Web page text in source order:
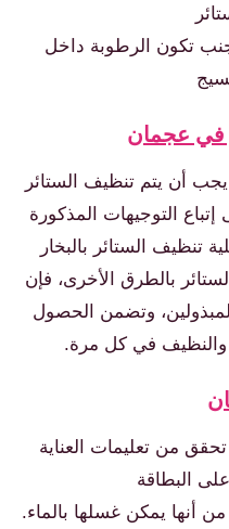
تكون الرطوبة داخل
في عجمان
أن يتم تنظيف الستائر
التوجيهات المذكورة
تنظيف الستائر بالبخار
بالطرق الأخرى، فإن
وتضمن الحصول
والنظيف في كل مرة.
من تعليمات العناية
البطاقة
من أنها يمكن غسلها بالماء.